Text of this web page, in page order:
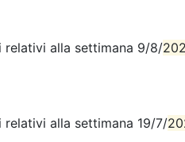
relativi alla settimana 9/8/
alla settimana 19/7/